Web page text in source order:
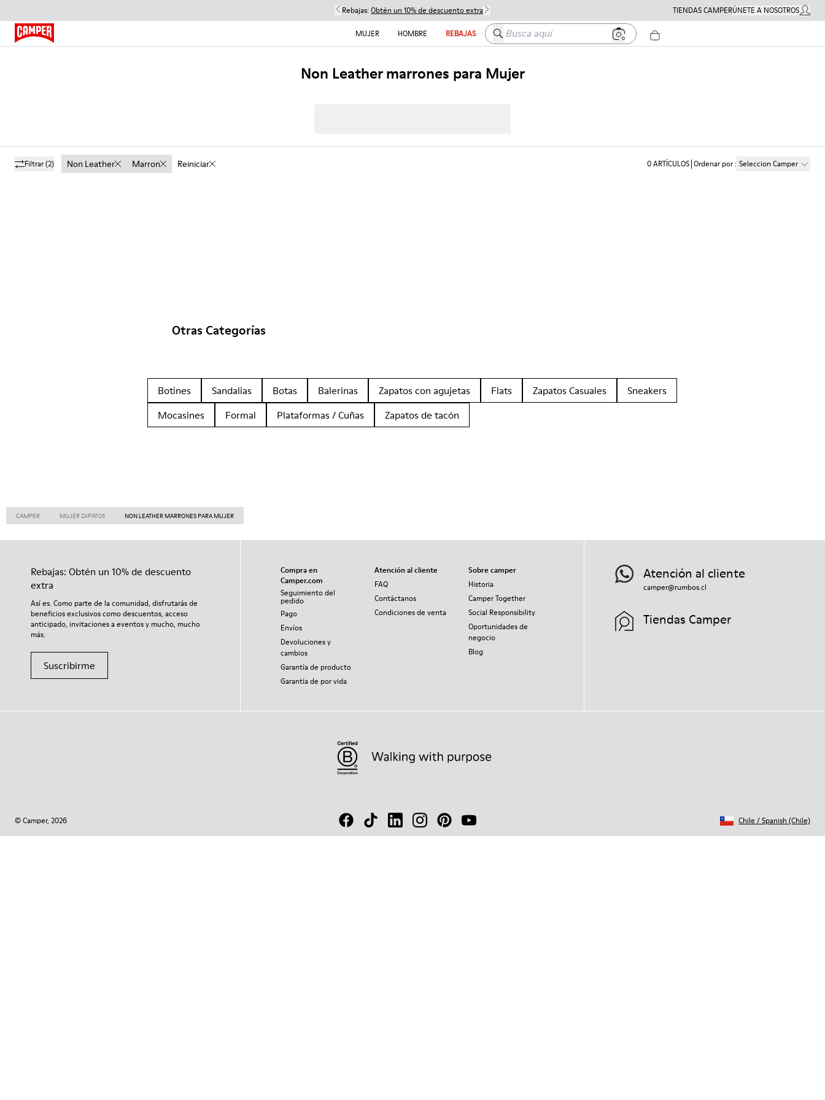
Rebajas: Obtén un 10% de descuento extra TIENDAS CAMPERÚNETE A NOSOTROSMI
MUJER
HOMBRE REBAJAS Busca aquí
Non Leather marrones para Mujer
Filtrar(2) Non Leather Marron Reiniciar 0ARTÍCULOS Ordenar por: Seleccion Camper
Otras Categorías
Botines Sandalias Botas Balerinas Zapatos con agujetas Flats Zapatos Casuales
Sneakers
Mocasines
Formal Plataformas / Cuñas Zapatos de tacón
CAMPER MUJER ZAPATOS NON LEATHER MARRONES PARA MUJER
Rebajas: Obtén un 10% de descuento
extra
Así es. Como parte de la comunidad, disfrutarás de
beneficios exclusivos como descuentos, acceso
anticipado, invitaciones a eventos y mucho, mucho
más.
Suscribirme
Compra en
Camper.com
Seguimiento del
pedido
Pago
Envíos
Devoluciones y
cambios
Garantía de producto
Garantía de por vida
Atención al cliente
FAQ
Contáctanos
Condiciones de venta
Sobre camper
Historia
Camper Together
Social Responsibility
Oportunidades de
negocio
Blog
Atención al cliente
camper@rumbos.cl
Tiendas Camper
© Camper, 2026 Chile /Spanish (Chile)